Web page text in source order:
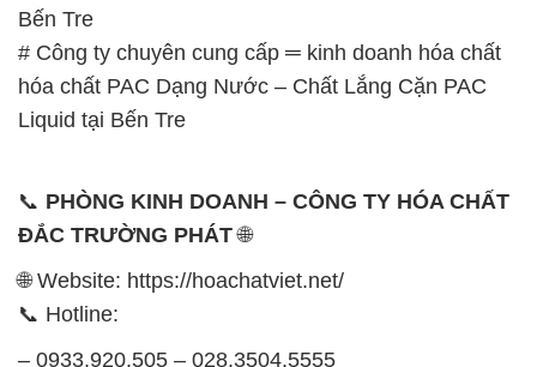
Bến Tre
# Công ty chuyên cung cấp ═ kinh doanh hóa chất
hóa chất PAC Dạng Nước – Chất Lắng Cặn PAC
Liquid tại Bến Tre
📞 PHÒNG KINH DOANH – CÔNG TY HÓA CHẤT
ĐẮC TRƯỜNG PHÁT🌐
🌐 Website: https://hoachatviet.net/
📞 Hotline:
– 0933.920.505 – 028.3504.5555